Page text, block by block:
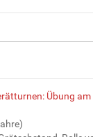
Übung am